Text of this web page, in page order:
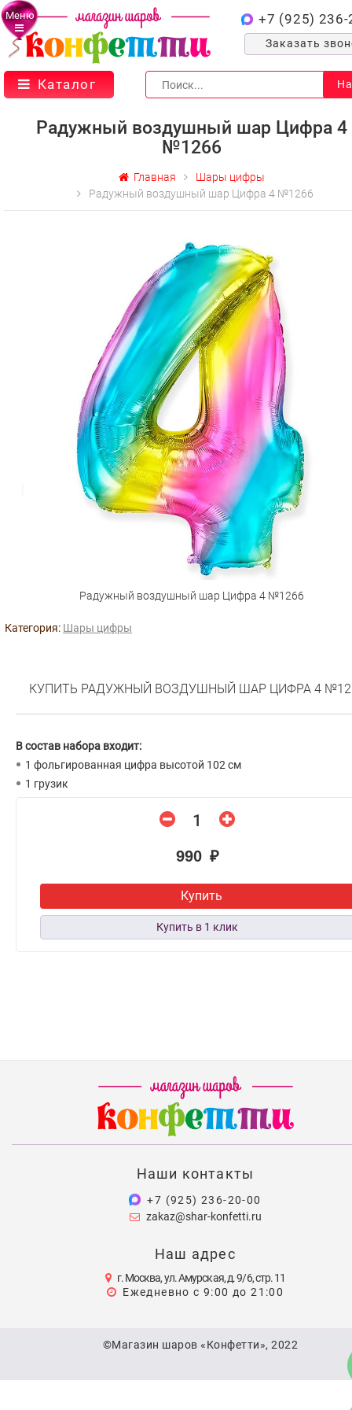
Меню +7 (925) 236-
Заказать
Каталог
Радужный воздушный шар Цифра 4
№1266
Главная
Шары цифры
Радужный воздушный шар Цифра 4 №1266
Радужный воздушный шар Цифра 4 №1266
Категория: Шары цифры
КУПИТЬ РАДУЖНЫЙ ВОЗДУШНЫЙ ШАР ЦИФРА 4
В состав набора входит:
1 фольгированная цифра высотой 102 см
1 грузик
990 ₽
Купить
Наши контакты
+7 (925) 236-20-00
zakaz@shar-konfetti.ru
Наш адрес
г. Москва, ул. Амурская, д. 9/6, стр. 11
Ежедневно с 9:00 до 21:00
©Магазин шаров «Конфетти», 2022